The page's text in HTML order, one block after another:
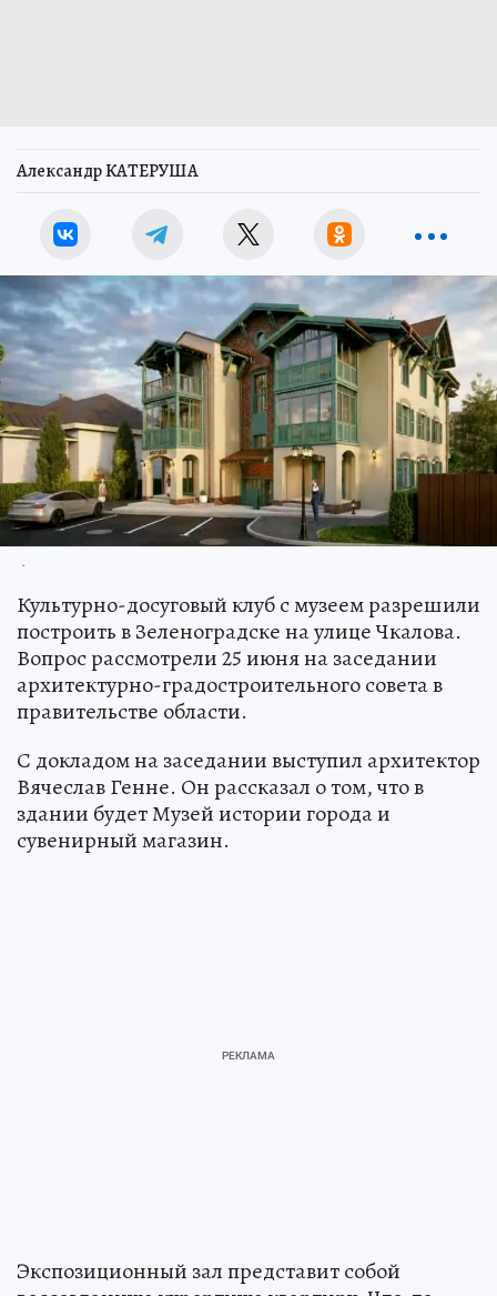
Александр КАТЕРУША
.
Культурно-досуговый клуб с музеем разрешили
построить в Зеленоградске на улице Чкалова.
Вопрос рассмотрели 25 июня на заседании
архитектурно-градостроительного совета в
правительстве области.
С докладом на заседании выступил архитектор
Вячеслав Генне. Он рассказал о том, что в
здании будет Музей истории города и
сувенирный магазин.
Экспозиционный зал представит собой